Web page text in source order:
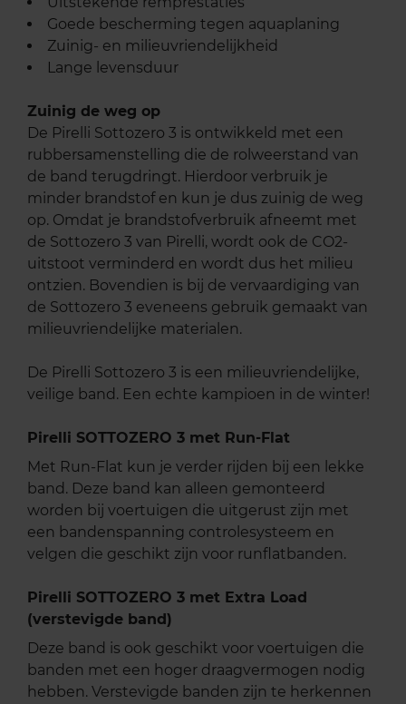
Goede bescherming tegen aquaplaning
Zuinig- en milieuvriendelijkheid
Lange levensduur
Zuinig de weg op
De Pirelli Sottozero 3 is ontwikkeld met een
rubbersamenstelling die de rolweerstand van
de band terugdringt. Hierdoor verbruik je
minder brandstof en kun je dus zuinig de weg
op. Omdat je brandstofverbruik afneemt met
de Sottozero 3 van Pirelli, wordt ook de CO2-
uitstoot verminderd en wordt dus het milieu
ontzien. Bovendien is bij de vervaardiging van
de Sottozero 3 eveneens gebruik gemaakt van
milieuvriendelijke materialen.
De Pirelli Sottozero 3 is een milieuvriendelijke,
veilige band. Een echte kampioen in de winter!
Pirelli SOTTOZERO 3 met Run-Flat
Met Run-Flat kun je verder rijden bij een lekke
band. Deze band kan alleen gemonteerd
worden bij voertuigen die uitgerust zijn met
een bandenspanning controlesysteem en
velgen die geschikt zijn voor runflatbanden.
Pirelli SOTTOZERO 3 met Extra Load
(verstevigde band)
Deze band is ook geschikt voor voertuigen die
banden met een hoger draagvermogen nodig
hebben. Verstevigde banden zijn te herkennen